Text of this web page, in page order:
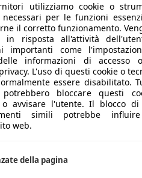
utilizziamo cookie o
per le funzioni
il corretto funzionamento.
in risposta all'attività
importanti come
informazioni di accesso
L'uso di questi cookie o
essere disabilitato.
bloccare questi
avvisare l'utente. Il blocco di
simili potrebbe
web.
della pagina